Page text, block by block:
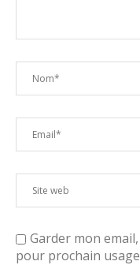
Garder mon
pour prochain usage